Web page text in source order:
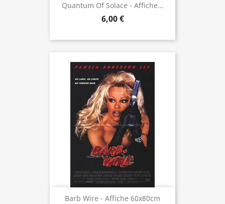
Quantum Of Solace - Affiche...
6,00 €
Barb Wire - Affiche 60x80cm